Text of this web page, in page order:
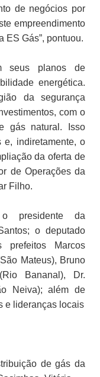
de negócios por
empreendimento
ES Gás”, pontuou.
seus planos de
energética.
da segurança
com o
gás natural. Isso
e, indiretamente, o
da oferta de
de Operações da
Filho.
o presidente da
o deputado
prefeitos Marcos
Mateus), Bruno
Bananal), Dr.
Neiva); além de
e lideranças locais
de gás da